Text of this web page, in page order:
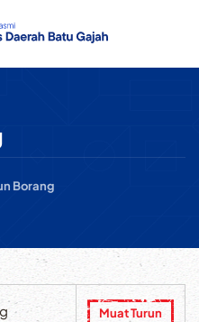
Borang
Muat Turun